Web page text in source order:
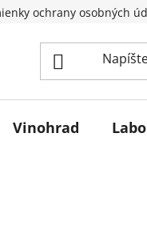
ochrany osobných
Vinohrad